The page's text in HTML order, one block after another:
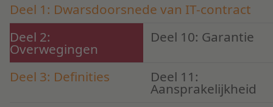
Deel 1: Dwarsdoorsnede van IT-contract
Deel 2:
Overwegingen
Deel 10: Garantie
Deel 3: Definities Deel 11:
Aansprakelijkheid